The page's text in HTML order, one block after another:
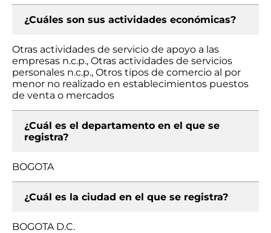
¿Cuáles son sus actividades económicas?
Otras actividades de servicio de apoyo a las
empresas n.c.p., Otras actividades de servicios
personales n.c.p., Otros tipos de comercio al por
menor no realizado en establecimientos puestos
de venta o mercados
¿Cuál es el departamento en el que se
registra?
BOGOTA
¿Cuál es la ciudad en el que se registra?
BOGOTA D.C.